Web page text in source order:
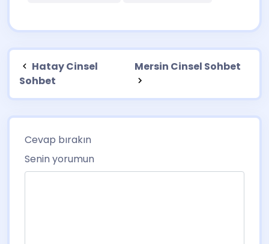
Hatay Cinsel
Sohbet
Mersin Cinsel Sohbet
Cevap bırakın
Senin yorumun